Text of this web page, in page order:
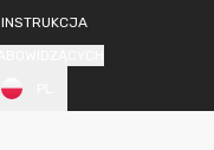
INSTRUKCJA